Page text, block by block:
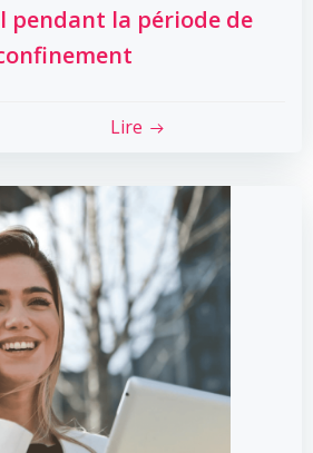
pendant la période de
Lire